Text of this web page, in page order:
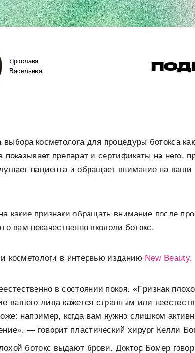
Ярослава
Васильева
косметолога для процедуры ботокса
показывает препарат и сертификаты на него,
пациента и обращает внимание на
какие признаки обращать внимание после
вам некачественно вкололи ботокс.
косметологи в интервью изданию New Beauty.
в состоянии покоя. «Признак
вашего лица кажется странным или
например, когда вам нужно слишком
— говорит пластический хирург Келли
ботокс выдают брови. Доктор Бомер